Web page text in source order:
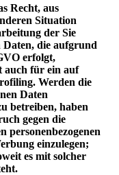
Recht, aus
Situation
der Sie
Daten, die aufgrund
erfolgt,
auch für ein auf
Werden die
Daten
betreiben, haben
gegen die
personenbezogenen
einzulegen;
es mit solcher